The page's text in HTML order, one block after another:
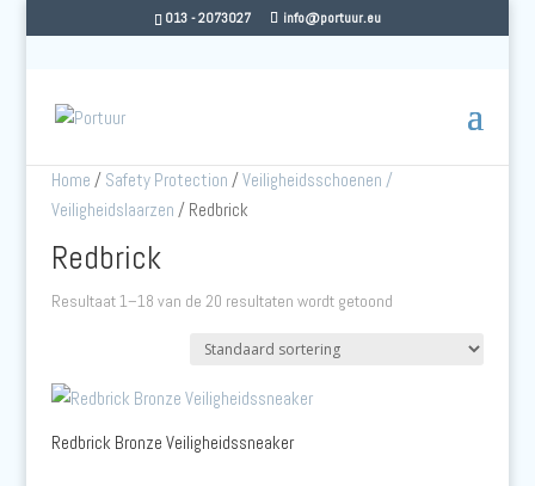
013 - 2073027 info@portuur.eu
Home / Safety Protection /Veiligheidsschoenen /
Veiligheidslaarzen / Redbrick
Redbrick
Resultaat 1–18 van de 20 resultaten wordt getoond
Redbrick Bronze Veiligheidssneaker